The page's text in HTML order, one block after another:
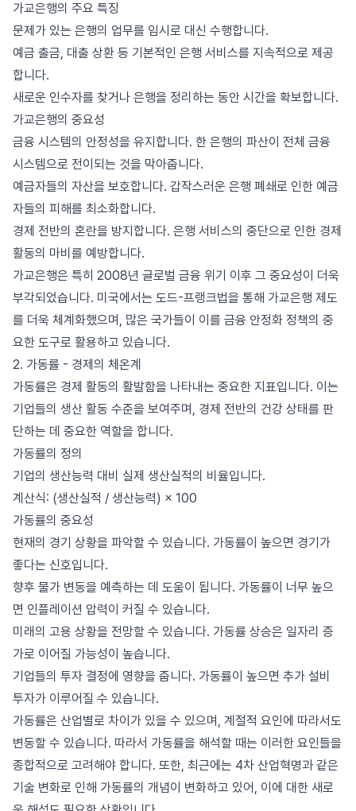
가교은행의 주요 특징
문제가 있는 은행의 업무를 임시로 대신 수행합니다.
예금 출금, 대출 상환 등 기본적인 은행 서비스를 지속적으로 제공
합니다.
새로운 인수자를 찾거나 은행을 정리하는 동안 시간을 확보합니다.
가교은행의 중요성
금융 시스템의 안정성을 유지합니다. 한 은행의 파산이 전체 금융
시스템으로 전이되는 것을 막아줍니다.
예금자들의 자산을 보호합니다. 갑작스러운 은행 폐쇄로 인한 예금
자들의 피해를 최소화합니다.
경제 전반의 혼란을 방지합니다. 은행 서비스의 중단으로 인한 경제
활동의 마비를 예방합니다.
가교은행은 특히 2008년 글로벌 금융 위기 이후 그 중요성이 더욱
부각되었습니다. 미국에서는 도드-프랭크법을 통해 가교은행 제도
를 더욱 체계화했으며, 많은 국가들이 이를 금융 안정화 정책의 중
요한 도구로 활용하고 있습니다.
2. 가동률 - 경제의 체온계
가동률은 경제 활동의 활발함을 나타내는 중요한 지표입니다. 이는
기업들의 생산 활동 수준을 보여주며, 경제 전반의 건강 상태를 판
단하는 데 중요한 역할을 합니다.
가동률의 정의
기업의 생산능력 대비 실제 생산실적의 비율입니다.
계산식: (생산실적 / 생산능력) × 100
가동률의 중요성
현재의 경기 상황을 파악할 수 있습니다. 가동률이 높으면 경기가
좋다는 신호입니다.
향후 물가 변동을 예측하는 데 도움이 됩니다. 가동률이 너무 높으
면 인플레이션 압력이 커질 수 있습니다.
미래의 고용 상황을 전망할 수 있습니다. 가동률 상승은 일자리 증
가로 이어질 가능성이 높습니다.
기업들의 투자 결정에 영향을 줍니다. 가동률이 높으면 추가 설비
투자가 이루어질 수 있습니다.
가동률은 산업별로 차이가 있을 수 있으며, 계절적 요인에 따라서도
변동할 수 있습니다. 따라서 가동률을 해석할 때는 이러한 요인들을
종합적으로 고려해야 합니다. 또한, 최근에는 4차 산업혁명과 같은
기술 변화로 인해 가동률의 개념이 변화하고 있어, 이에 대한 새로